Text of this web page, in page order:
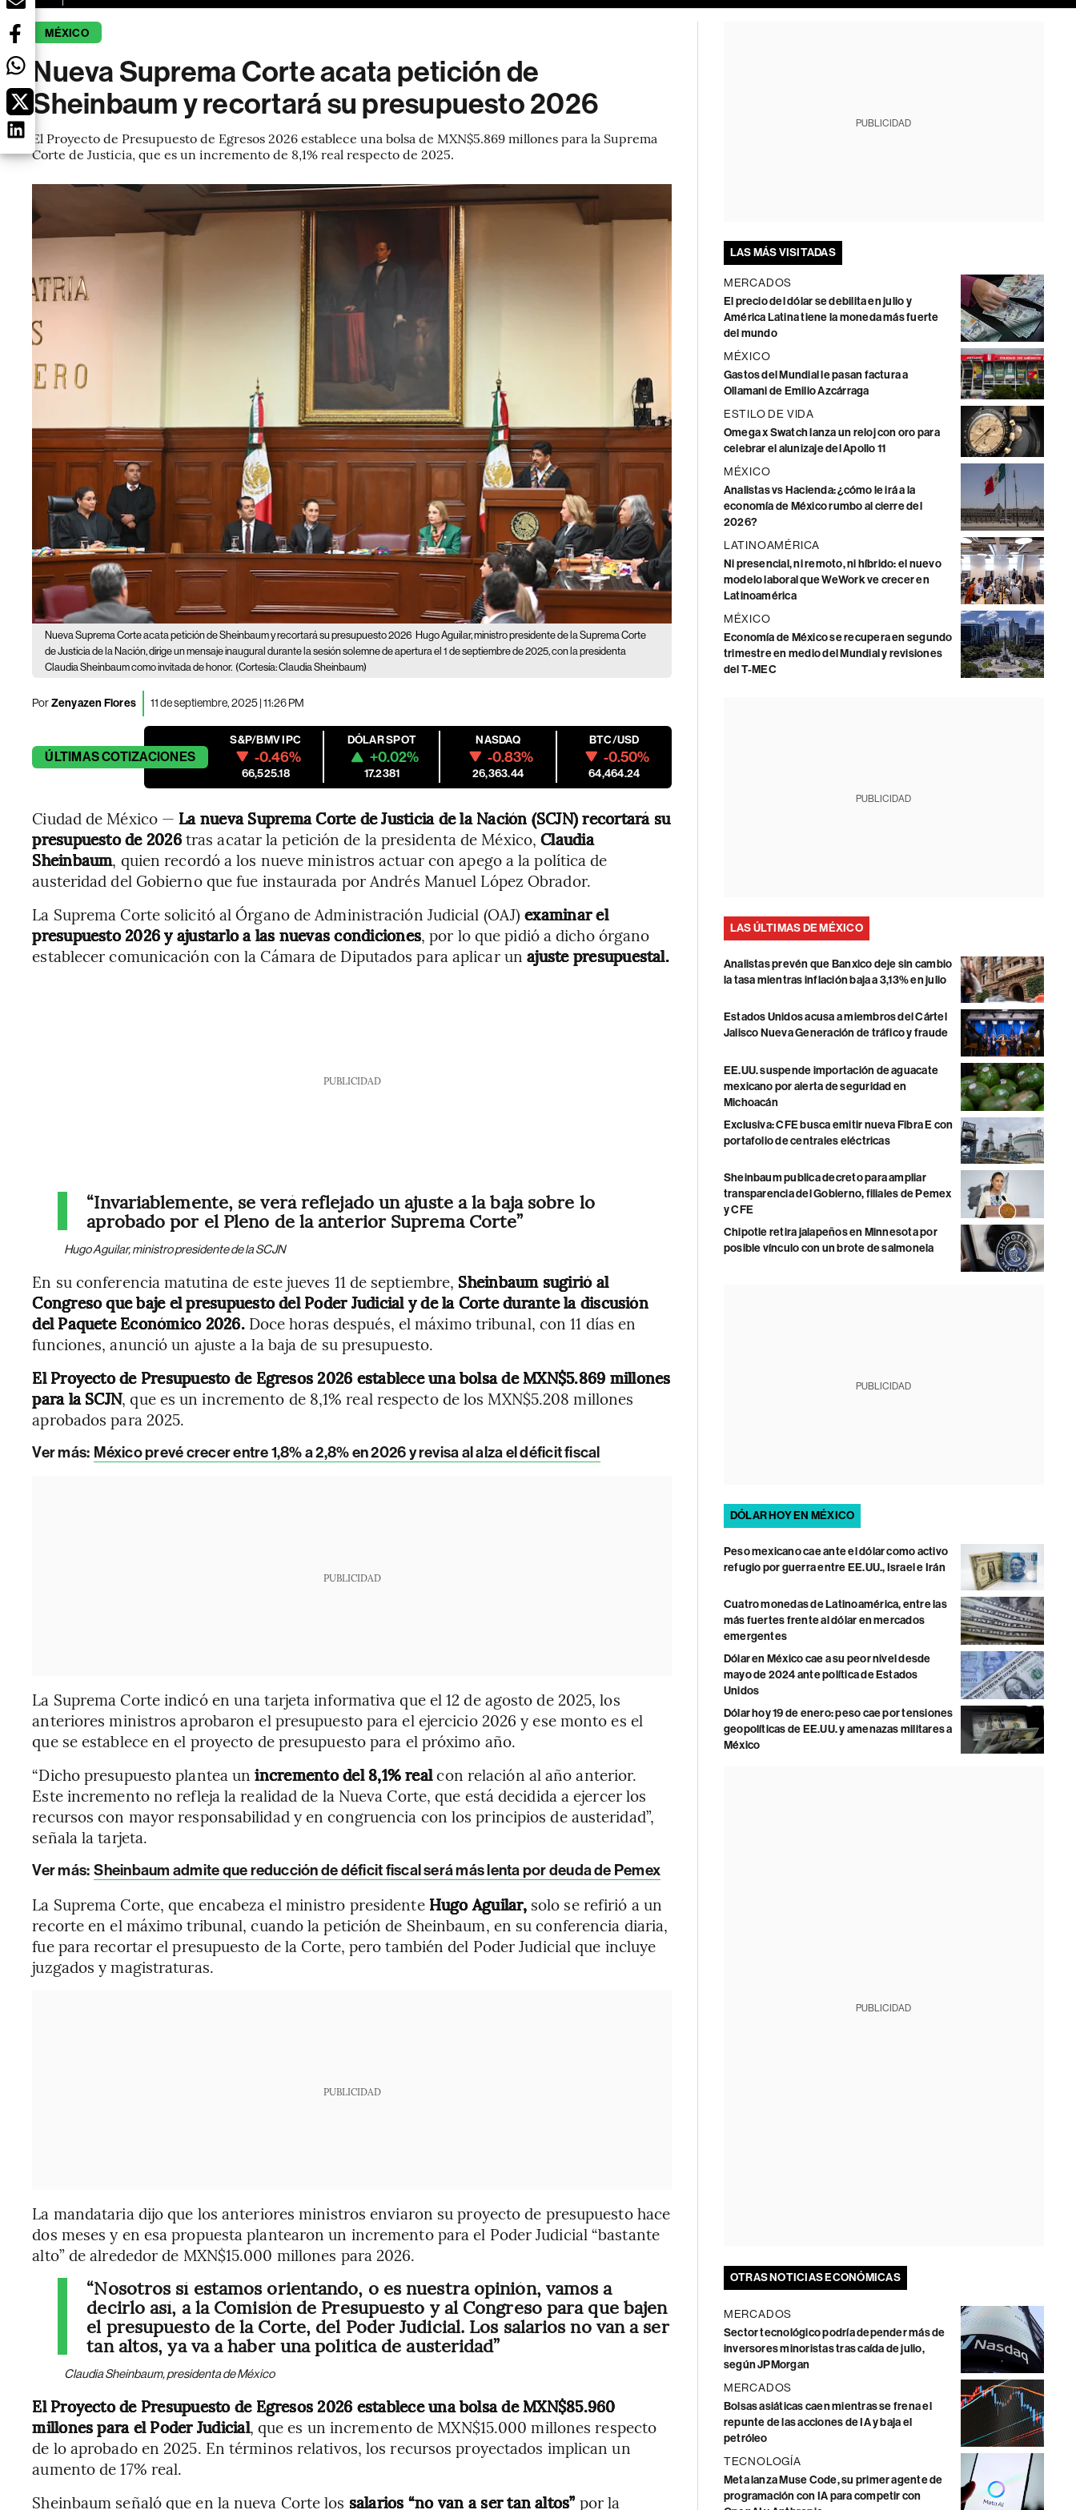
MÉXICO
Nueva Suprema Corte acata petición de
Sheinbaum y recortará su presupuesto 2026
El Proyecto de Presupuesto de Egresos 2026 establece una bolsa de MXN$5.869 millones para la Suprema
Corte de Justicia, que es un incremento de 8,1% real respecto de 2025.
Nueva Suprema Corte acata petición de Sheinbaum y recortará su presupuesto 2026 Hugo Aguilar, ministro presidente de la Suprema Corte
de Justicia de la Nación, dirige un mensaje inaugural durante la sesión solemne de apertura el 1 de septiembre de 2025, con la presidenta
Claudia Sheinbaum como invitada de honor. (Cortesía: Claudia Sheinbaum)
PorZenyazen Flores 11 de septiembre, 2025 | 11:26 PM
ÚLTIMASCOTIZACIONES
S&P/BMV IPC
-0.46%
66,525.18
DÓLAR SPOT
+0.02%
17.2381
NASDAQ
-0.83%
26,363.44
BTC/USD
-0.50%
64,464.24
Ciudad de México — La nueva Suprema Corte de Justicia de la Nación (SCJN) recortará su
presupuesto de 2026tras acatar la petición de la presidenta de México,Claudia
Sheinbaum, quien recordó a los nueve ministros actuar con apego a la política de
austeridad del Gobierno que fue instaurada por Andrés Manuel López Obrador.
La Suprema Corte solicitó al Órgano de Administración Judicial (OAJ)examinar el
presupuesto 2026 y ajustarlo a las nuevas condiciones, por lo que pidió a dicho órgano
establecer comunicación con la Cámara de Diputados para aplicar un ajuste presupuestal.
PUBLICIDAD
“Invariablemente, se verá reflejado un ajuste a la baja sobre lo
aprobado por el Pleno de la anterior Suprema Corte”
Hugo Aguilar, ministro presidente de la SCJN
En su conferencia matutina de este jueves 11 de septiembre, Sheinbaum sugirió al
Congreso que baje el presupuesto del Poder Judicial y de la Corte durante la discusión
del Paquete Económico 2026.Doce horas después, el máximo tribunal, con 11 días en
funciones, anunció un ajuste a la baja de su presupuesto.
El Proyecto de Presupuesto de Egresos 2026 establece una bolsa de MXN$5.869 millones
para la SCJN, que es un incremento de 8,1% real respecto de los MXN$5.208 millones
aprobados para 2025.
Ver más: México prevé crecer entre 1,8% a 2,8% en 2026 y revisa al alza el déficit fiscal
PUBLICIDAD
La Suprema Corte indicó en una tarjeta informativa que el 12 de agosto de 2025, los
anteriores ministros aprobaron el presupuesto para el ejercicio 2026 y ese monto es el
que se establece en el proyecto de presupuesto para el próximo año.
“Dicho presupuesto plantea un incremento del 8,1% realcon relación al año anterior.
Este incremento no refleja la realidad de la Nueva Corte, que está decidida a ejercer los
recursos con mayor responsabilidad y en congruencia con los principios de austeridad”,
señala la tarjeta.
Ver más: Sheinbaum admite que reducción de déficit fiscal será más lenta por deuda de Pemex
La Suprema Corte, que encabeza el ministro presidente Hugo Aguilar,solo se refirió a un
recorte en el máximo tribunal, cuando la petición de Sheinbaum, en su conferencia diaria,
fue para recortar el presupuesto de la Corte, pero también del Poder Judicial que incluye
juzgados y magistraturas.
PUBLICIDAD
La mandataria dijo que los anteriores ministros enviaron su proyecto de presupuesto hace
dos meses y en esa propuesta plantearon un incremento para el Poder Judicial “bastante
alto” de alrededor de MXN$15.000 millones para 2026.
“Nosotros sí estamos orientando, o es nuestra opinión, vamos a
decirlo así, a la Comisión de Presupuesto y al Congreso para que bajen
el presupuesto de la Corte, del Poder Judicial. Los salarios no van a ser
tan altos, ya va a haber una política de austeridad”
Claudia Sheinbaum, presidenta de México
El Proyecto de Presupuesto de Egresos 2026 establece una bolsa de MXN$85.960
millones para el Poder Judicial, que es un incremento de MXN$15.000 millones respecto
de lo aprobado en 2025. En términos relativos, los recursos proyectados implican un
aumento de 17% real.
Sheinbaum señaló que en la nueva Corte los salarios “no van a ser tan altos” por la
PUBLICIDAD
LAS MÁS VISITADAS
MERCADOS
El precio del dólar se debilita en julio y
América Latina tiene la moneda más fuerte
del mundo
MÉXICO
Gastos del Mundial le pasan factura a
Ollamani de Emilio Azcárraga
ESTILO DE VIDA
Omega x Swatch lanza un reloj con oro para
celebrar el alunizaje del Apollo 11
MÉXICO
Analistas vs Hacienda: ¿cómo le irá a la
economía de México rumbo al cierre del
2026?
LATINOAMÉRICA
Ni presencial, ni remoto, ni híbrido: el nuevo
modelo laboral que WeWork ve crecer en
Latinoamérica
MÉXICO
Economía de México se recupera en segundo
trimestre en medio del Mundial y revisiones
del T-MEC
PUBLICIDAD
LAS ÚLTIMAS DE MÉXICO
Analistas prevén que Banxico deje sin cambio
la tasa mientras inflación baja a 3,13% en julio
Estados Unidos acusa a miembros del Cártel
Jalisco Nueva Generación de tráfico y fraude
EE.UU. suspende importación de aguacate
mexicano por alerta de seguridad en
Michoacán
Exclusiva: CFE busca emitir nueva Fibra E con
portafolio de centrales eléctricas
Sheinbaum publica decreto para ampliar
transparencia del Gobierno, filiales de Pemex
y CFE
Chipotle retira jalapeños en Minnesota por
posible vínculo con un brote de salmonela
PUBLICIDAD
DÓLAR HOY EN MÉXICO
Peso mexicano cae ante el dólar como activo
refugio por guerra entre EE.UU., Israel e Irán
Cuatro monedas de Latinoamérica, entre las
más fuertes frente al dólar en mercados
emergentes
Dólar en México cae a su peor nivel desde
mayo de 2024 ante política de Estados
Unidos
Dólar hoy 19 de enero: peso cae por tensiones
geopolíticas de EE.UU. y amenazas militares a
México
PUBLICIDAD
OTRAS NOTICIAS ECONÓMICAS
MERCADOS
Sector tecnológico podría depender más de
inversores minoristas tras caída de julio,
según JPMorgan
MERCADOS
Bolsas asiáticas caen mientras se frena el
repunte de las acciones de IA y baja el
petróleo
TECNOLOGÍA
Meta lanza Muse Code, su primer agente de
programación con IA para competir con